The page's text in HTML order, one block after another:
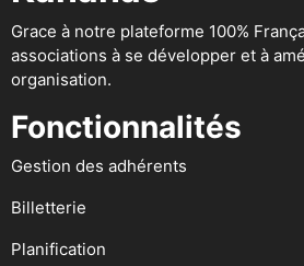
Grace à notre plateforme 100%
associations à se développer et à
organisation.
Fonctionnalités
Gestion des adhérents
Billetterie
Planification